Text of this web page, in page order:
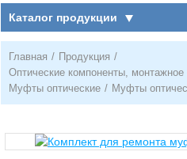
Каталог продукции
Главная / Продукция /
Оптические компоненты,
Муфты оптические / Муфты